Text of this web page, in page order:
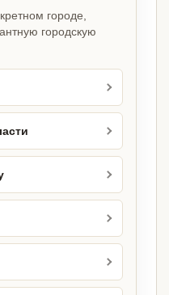
городе,
городскую